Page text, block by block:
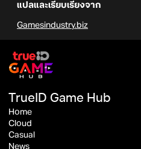
แปลและเรียบเรียงจาก
Gamesindustry.biz
TrueID Game Hub
Home
Cloud
Casual
News